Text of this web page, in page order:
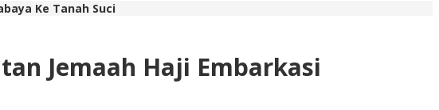
Ke Tanah Suci
Jemaah Haji Embarkasi